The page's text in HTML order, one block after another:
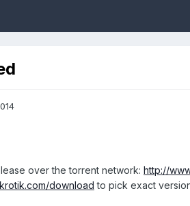
over the torrent network: http://
download to pick exact